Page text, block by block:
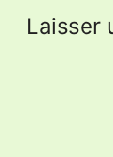
Laisser